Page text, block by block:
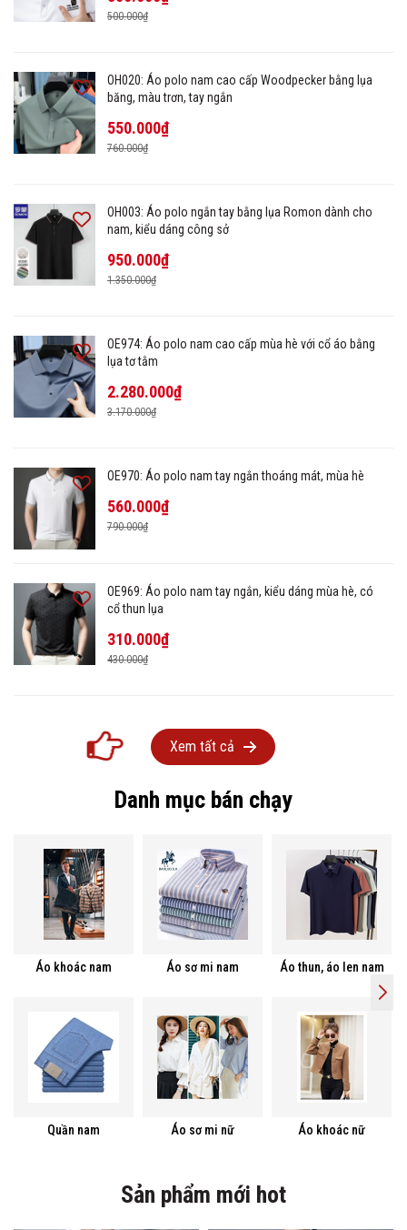
500.000₫
OH020: Áo polo nam cao cấp Woodpecker bằng lụa
băng, màu trơn, tay ngắn
550.000₫
760.000₫
OH003: Áo polo ngắn tay bằng lụa Romon dành cho
nam, kiểu dáng công sở
950.000₫
1.350.000₫
OE974: Áo polo nam cao cấp mùa hè với cổ áo bằng
lụa tơ tằm
2.280.000₫
3.170.000₫
OE970: Áo polo nam tay ngắn thoáng mát, mùa hè
560.000₫
790.000₫
OE969: Áo polo nam tay ngắn, kiểu dáng mùa hè, có
cổ thun lụa
310.000₫
430.000₫
Xem tất cả
Danh mục bán chạy
Áo khoác nam Áo sơ mi nam Áo thun, áo len nam
Quần nam Áo sơ mi nữ Áo khoác nữ
Sản phẩm mới hot